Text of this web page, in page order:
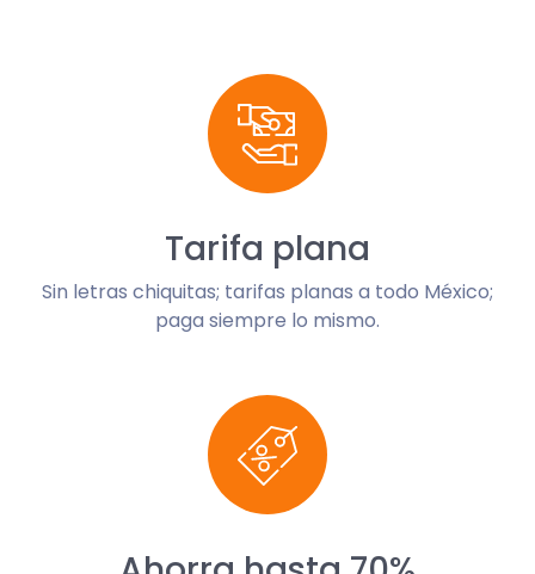
Tarifa plana
Sin letras chiquitas; tarifas planas a todo México;
paga siempre lo mismo.